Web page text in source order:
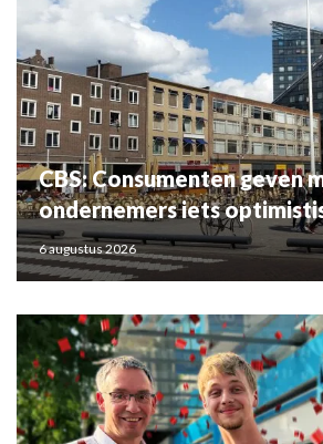
CBS: Consumenten geven
ondernemers iets
6 augustus 2026